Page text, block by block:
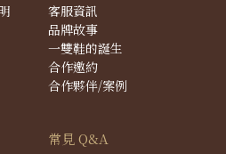
客服資訊
品牌故事
一雙鞋的誕生
合作邀約
合作夥伴/案例
常見 Q&A